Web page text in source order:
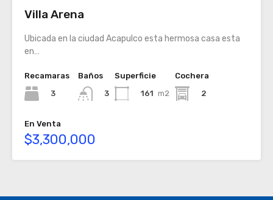
Villa Arena
Ubicada en la ciudad Acapulco esta hermosa casa esta
en…
Recamaras
3
Baños
3
Superficie
161 m2
Cochera
2
En Venta
$3,300,000